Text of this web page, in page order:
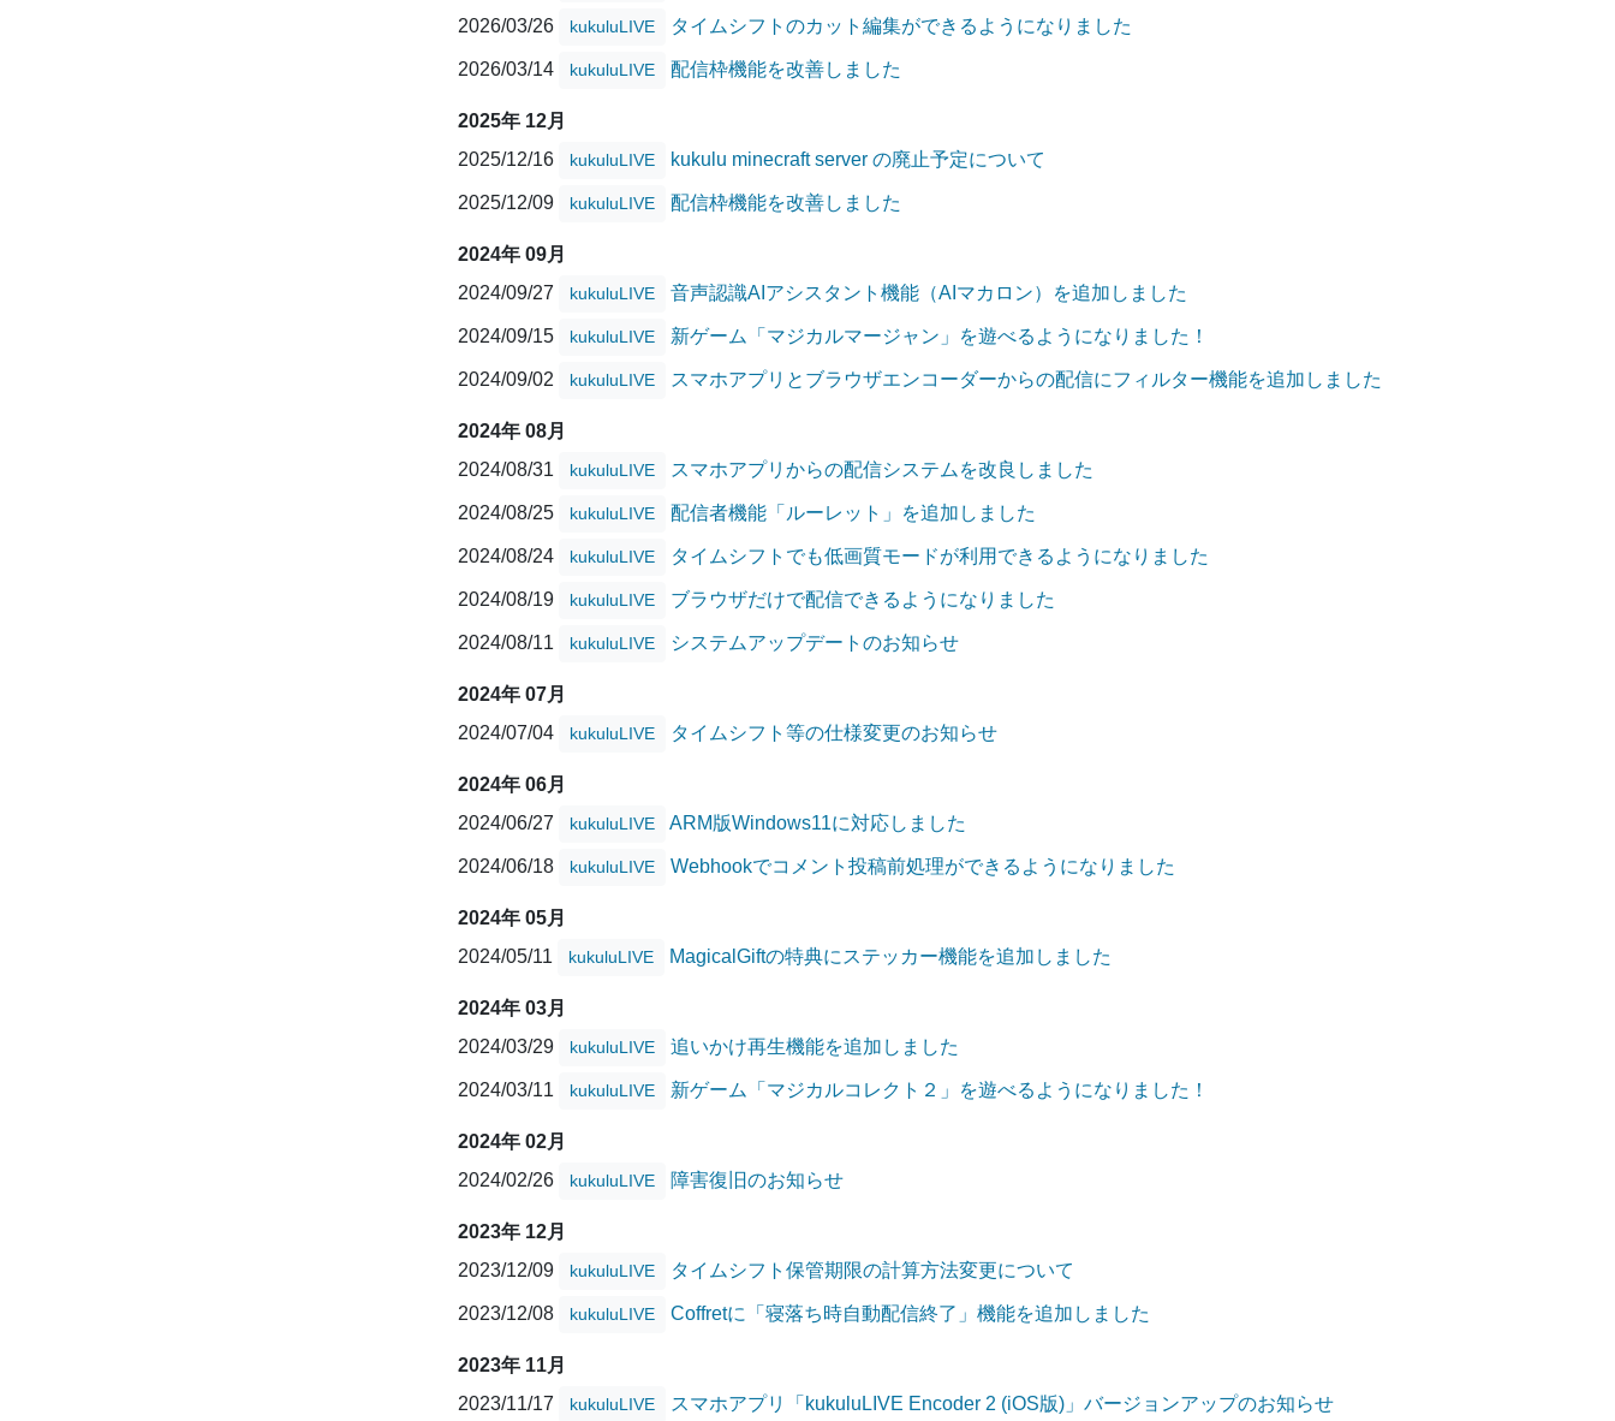
2026/03/26 kukuluLIVE タイムシフトのカット編集ができるようになりました
2026/03/14 kukuluLIVE 配信枠機能を改善しました
2025年 12月
2025/12/16
kukuluLIVE kukulu minecraft server の廃止予定について
2025/12/09 kukuluLIVE 配信枠機能を改善しました
2024年 09月
2024/09/27
kukuluLIVE 音声認識AIアシスタント機能（AIマカロン）を追加しました
2024/09/15 kukuluLIVE 新ゲーム「マジカルマージャン」を遊べるようになりました！
2024/09/02 kukuluLIVE スマホアプリとブラウザエンコーダーからの配信にフィルター機能を追加しました
2024年 08月
2024/08/31
kukuluLIVE スマホアプリからの配信システムを改良しました
2024/08/25 kukuluLIVE 配信者機能「ルーレット」を追加しました
2024/08/24 kukuluLIVE タイムシフトでも低画質モードが利用できるようになりました
2024/08/19 kukuluLIVE ブラウザだけで配信できるようになりました
2024/08/11 kukuluLIVE システムアップデートのお知らせ
2024年 07月
2024/07/04
kukuluLIVE タイムシフト等の仕様変更のお知らせ
2024年 06月
2024/06/27
kukuluLIVE ARM版Windows11に対応しました
2024/06/18 kukuluLIVE Webhookでコメント投稿前処理ができるようになりました
2024年 05月
2024/05/11
kukuluLIVE MagicalGiftの特典にステッカー機能を追加しました
2024年 03月
2024/03/29
kukuluLIVE 追いかけ再生機能を追加しました
2024/03/11 kukuluLIVE 新ゲーム「マジカルコレクト２」を遊べるようになりました！
2024年 02月
2024/02/26
kukuluLIVE 障害復旧のお知らせ
2023年 12月
2023/12/09
kukuluLIVE タイムシフト保管期限の計算方法変更について
2023/12/08 kukuluLIVE Coffretに「寝落ち時自動配信終了」機能を追加しました
2023年 11月
2023/11/17
kukuluLIVE スマホアプリ「kukuluLIVE Encoder 2 (iOS版)」バージョンアップのお知らせ